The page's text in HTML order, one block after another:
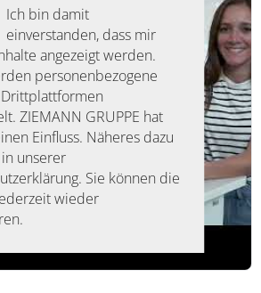
Ich bin damit
einverstanden, dass mir
angezeigt werden.
personenbezogene
ZIEMANN GRUPPE hat
Einfluss. Näheres dazu
unserer
Sie können die
wieder